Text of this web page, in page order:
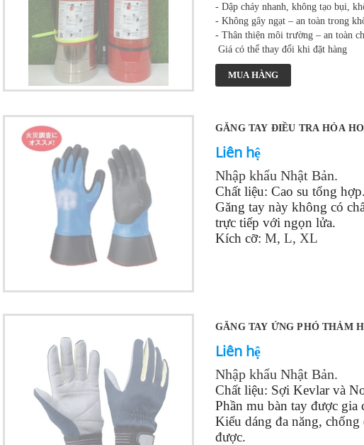
- Dập cháy nhanh, không tạo bụi,
- Không gây ngạt – an toàn trong
- Thân thiện môi trường – an toàn
Giá có thể thay đổi khi đặt hàng
MUA HÀNG
GĂNG TAY ĐIỀU TRA HỎA
Liên hệ
Nhập khẩu Nhật Bản.
Chất liệu: Cao su tổng hợp.
Găng tay này không có
trực tiếp với ngọn lửa.
Kích cỡ: M, L, XL
GĂNG TAY ỨNG PHÓ THẢM
Liên hệ
Nhập khẩu Nhật Bản.
Chất liệu: Sợi Kevlar và
Phần mu bàn tay được gia
Kiểu dáng đa năng,
được.